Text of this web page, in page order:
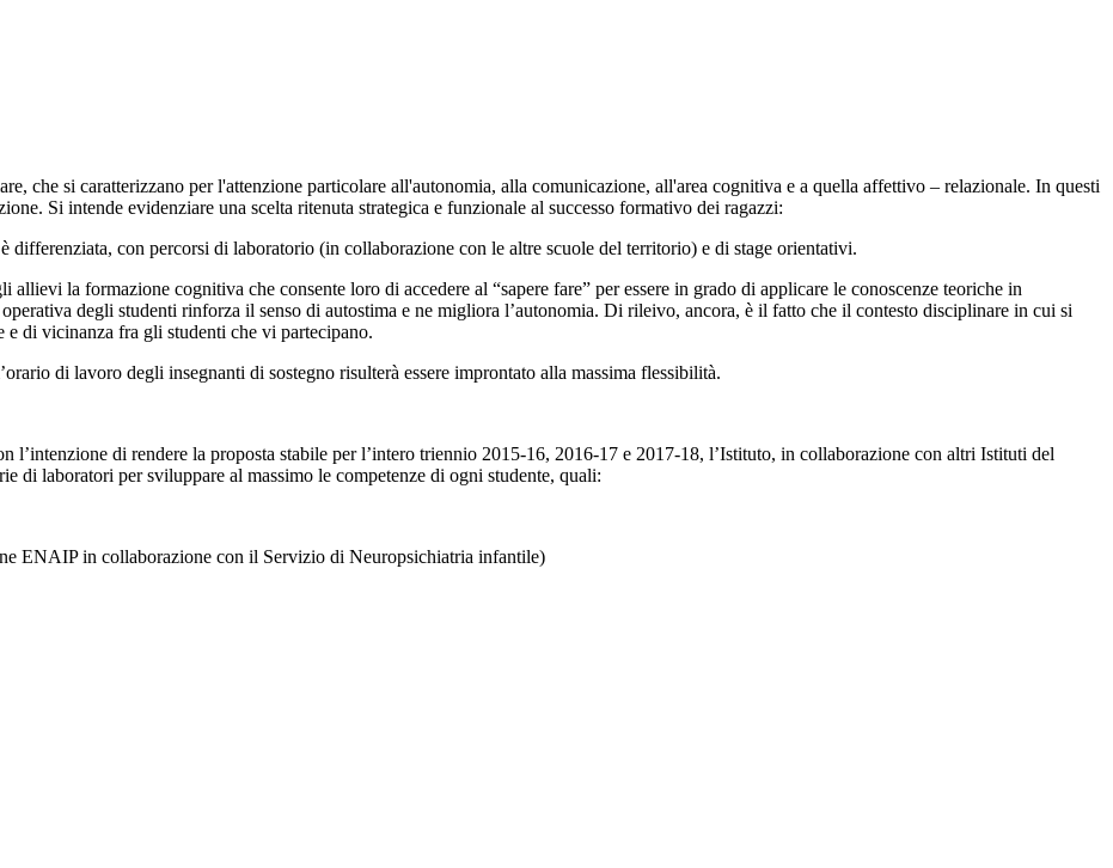
che si caratterizzano per l'attenzione particolare all'autonomia, alla comunicazione, all'area cognitiva e a quella affettivo – relazionale. In questi
Si intende evidenziare una scelta ritenuta strategica e funzionale al successo formativo dei ragazzi:
differenziata, con percorsi di laboratorio (in collaborazione con le altre scuole del territorio) e di stage orientativi.
la formazione cognitiva che consente loro di accedere al “sapere fare” per essere in grado di applicare le conoscenze teoriche in
degli studenti rinforza il senso di autostima e ne migliora l’autonomia. Di rileivo, ancora, è il fatto che il contesto disciplinare in cui si
di vicinanza fra gli studenti che vi partecipano.
di lavoro degli insegnanti di sostegno risulterà essere improntato alla massima flessibilità.
l’intenzione di rendere la proposta stabile per l’intero triennio 2015-16, 2016-17 e 2017-18, l’Istituto, in collaborazione con altri Istituti del
di laboratori per sviluppare al massimo le competenze di ogni studente, quali:
ENAIP in collaborazione con il Servizio di Neuropsichiatria infantile)